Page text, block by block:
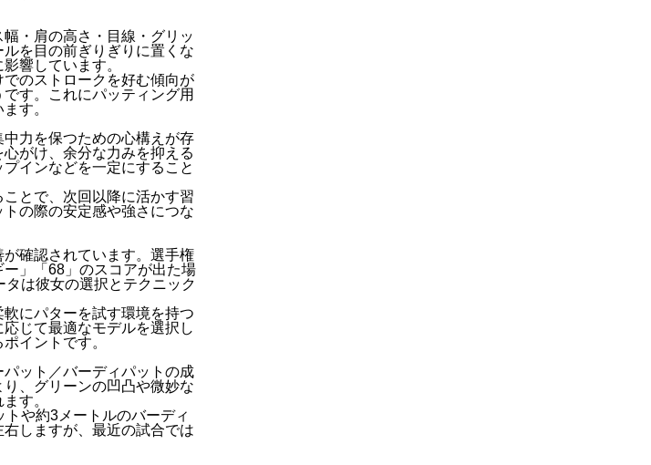
・肩の高さ・目線・グリッ
を目の前ぎりぎりに置くな
響しています。
のストロークを好む傾向が
す。これにパッティング用
す。
力を保つための心構えが存
がけ、余分な力みを抑える
インなどを一定にすること
とで、次回以降に活かす習
の際の安定感や強さにつな
確認されています。選手権
」「68」のスコアが出た場
は彼女の選択とテクニック
にパターを試す環境を持つ
じて最適なモデルを選択し
イントです。
ット／バーディパットの成
、グリーンの凹凸や微妙な
す。
や約3メートルのバーディ
しますが、最近の試合では